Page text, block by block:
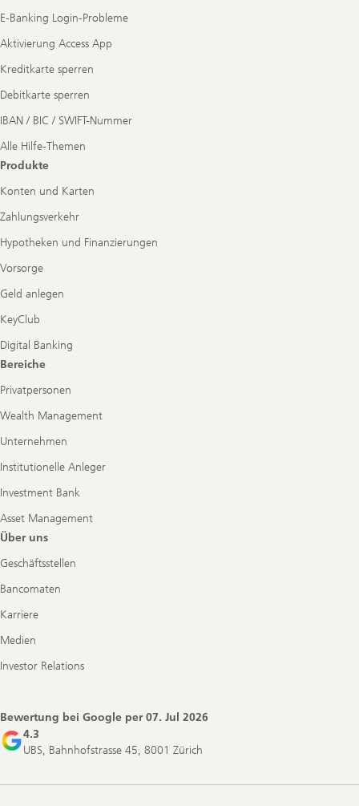
E-Banking Login-Probleme
Aktivierung Access App
Kreditkarte sperren
Debitkarte sperren
IBAN / BIC / SWIFT-Nummer
Alle Hilfe-Themen
Produkte
Konten und Karten
Zahlungsverkehr
Hypotheken und Finanzierungen
Vorsorge
Geld anlegen
KeyClub
Digital Banking
Bereiche
Privatpersonen
Wealth Management
Unternehmen
Institutionelle Anleger
Investment Bank
Asset Management
Über uns
Geschäftsstellen
Bancomaten
Karriere
Medien
Investor Relations
Bewertung bei Google per07. Jul 2026
4.3
UBS, Bahnhofstrasse 45, 8001 Zürich